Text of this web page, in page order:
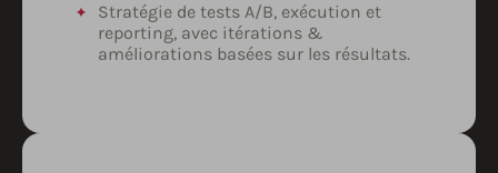
Stratégie de tests A/B, exécution et
reporting, avec itérations &
améliorations basées sur les résultats.